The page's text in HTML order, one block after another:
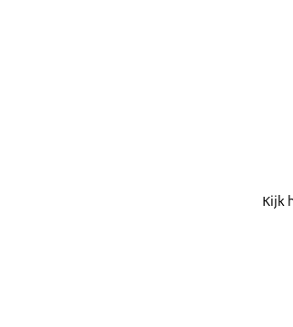
Kijk